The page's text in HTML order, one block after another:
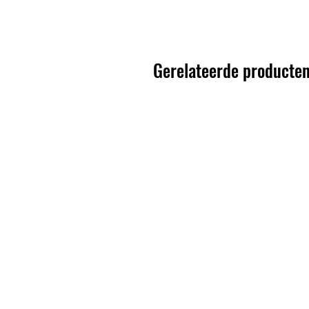
Gerelateerde